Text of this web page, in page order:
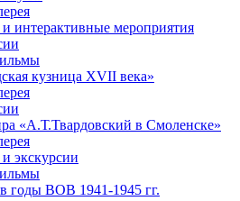
интерактивные мероприятия
кузница XVII века»
«А.Т.Твардовский в Смоленске»
экскурсии
годы ВОВ 1941-1945 гг.